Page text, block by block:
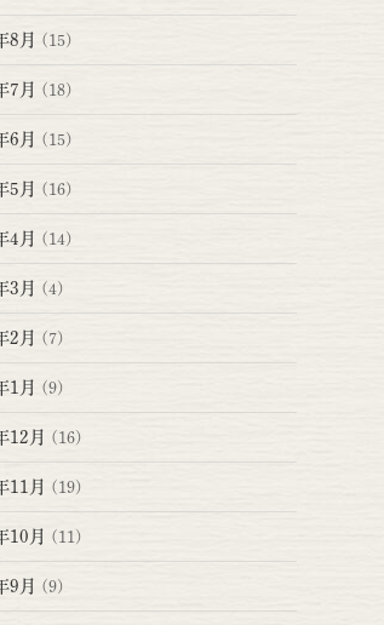
8月 (15)
7月 (18)
6月 (15)
5月 (16)
4月 (14)
3月 (4)
2月 (7)
1月 (9)
12月 (16)
11月 (19)
10月 (11)
9月 (9)